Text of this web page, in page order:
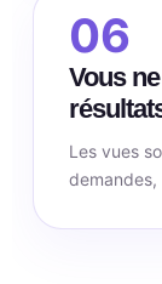
06
Vous
Les vues
demandes,